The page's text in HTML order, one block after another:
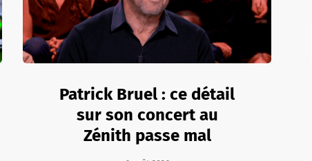
Patrick Bruel : ce détail
sur son concert au
Zénith passe mal